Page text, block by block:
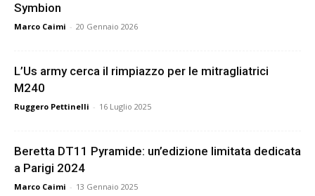
Symbion
Marco Caimi - 20 Gennaio 2026
L’Us army cerca il rimpiazzo per le mitragliatrici
M240
Ruggero Pettinelli - 16 Luglio 2025
Beretta DT11 Pyramide: un’edizione limitata dedicata
a Parigi 2024
Marco Caimi - 13 Gennaio 2025